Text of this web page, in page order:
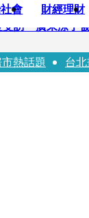
會 財經理財
受訪 廣末涼子
女優當工程
市熱話題 台